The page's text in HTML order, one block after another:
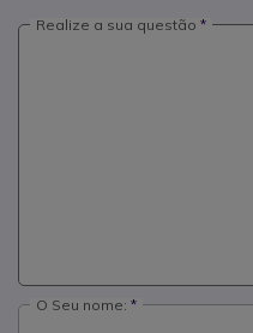
Realize a sua questão
O Seu nome: